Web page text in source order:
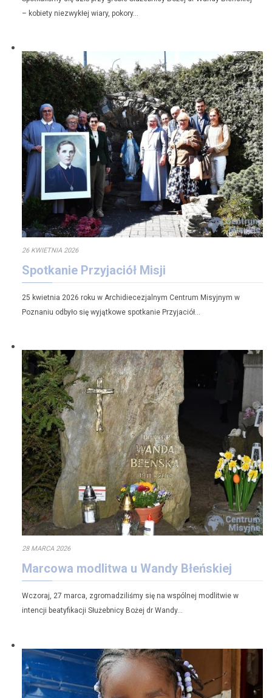
– kobiety niezwykłej wiary, pokory…
26 KWIETNIA 2026
Spotkanie Przyjaciół Misji
25 kwietnia 2026 roku w Archidiecezjalnym Centrum Misyjnym w
Poznaniu odbyło się wyjątkowe spotkanie Przyjaciół…
28 MARCA 2026
Marcowa modlitwa u Wandy Błeńskiej
Wczoraj, 27 marca, zgromadziliśmy się na wspólnej modlitwie w
intencji beatyfikacji Służebnicy Bożej dr Wandy…